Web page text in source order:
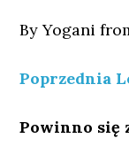
By Yogani
Poprzednia
Powinno się